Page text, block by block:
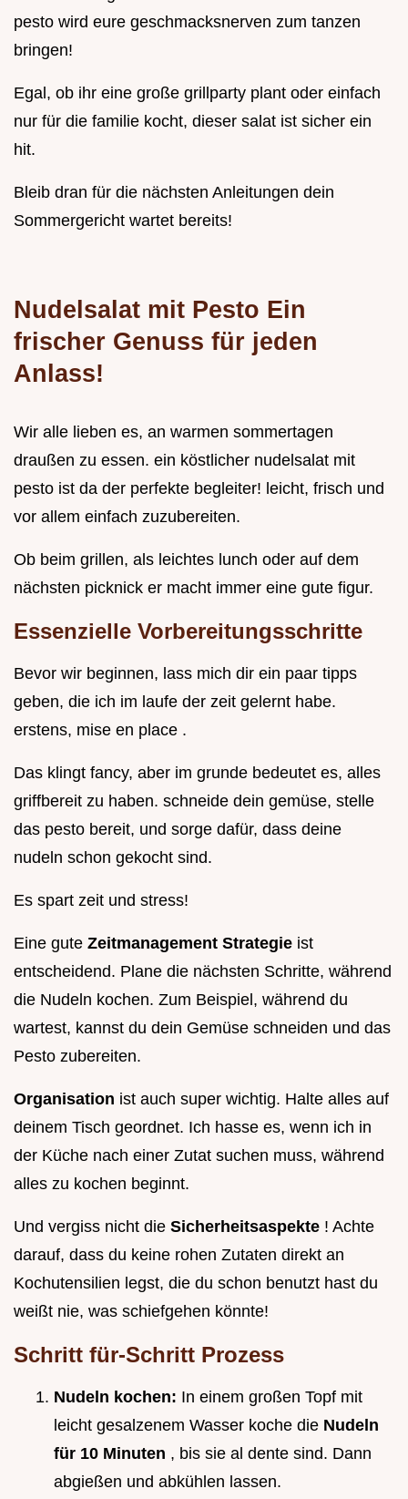
pesto wird eure geschmacksnerven zum tanzen
bringen!
Egal, ob ihr eine große grillparty plant oder einfach
nur für die familie kocht, dieser salat ist sicher ein
hit.
Bleib dran für die nächsten Anleitungen dein
Sommergericht wartet bereits!
Nudelsalat mit Pesto Ein
frischer Genuss für jeden
Anlass!
Wir alle lieben es, an warmen sommertagen
draußen zu essen. ein köstlicher nudelsalat mit
pesto ist da der perfekte begleiter! leicht, frisch und
vor allem einfach zuzubereiten.
Ob beim grillen, als leichtes lunch oder auf dem
nächsten picknick er macht immer eine gute figur.
Essenzielle Vorbereitungsschritte
Bevor wir beginnen, lass mich dir ein paar tipps
geben, die ich im laufe der zeit gelernt habe.
erstens, mise en place .
Das klingt fancy, aber im grunde bedeutet es, alles
griffbereit zu haben. schneide dein gemüse, stelle
das pesto bereit, und sorge dafür, dass deine
nudeln schon gekocht sind.
Es spart zeit und stress!
Eine gute Zeitmanagement Strategie ist
entscheidend. Plane die nächsten Schritte, während
die Nudeln kochen. Zum Beispiel, während du
wartest, kannst du dein Gemüse schneiden und das
Pesto zubereiten.
Organisation ist auch super wichtig. Halte alles auf
deinem Tisch geordnet. Ich hasse es, wenn ich in
der Küche nach einer Zutat suchen muss, während
alles zu kochen beginnt.
Und vergiss nicht die Sicherheitsaspekte ! Achte
darauf, dass du keine rohen Zutaten direkt an
Kochutensilien legst, die du schon benutzt hast du
weißt nie, was schiefgehen könnte!
Schritt für-Schritt Prozess
Nudeln kochen: In einem großen Topf mit
leicht gesalzenem Wasser koche die Nudeln
für 10 Minuten , bis sie al dente sind. Dann
abgießen und abkühlen lassen.